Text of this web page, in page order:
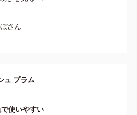
さん
ュ プラム
使いやすい